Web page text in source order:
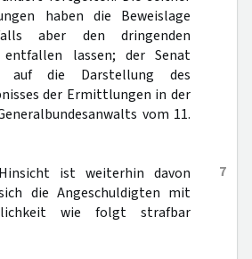
haben die Beweislage
aber den dringenden
lassen; der Senat
auf die Darstellung des
der Ermittlungen in der
vom 11.
7
ist weiterhin davon
die Angeschuldigten mit
wie folgt strafbar